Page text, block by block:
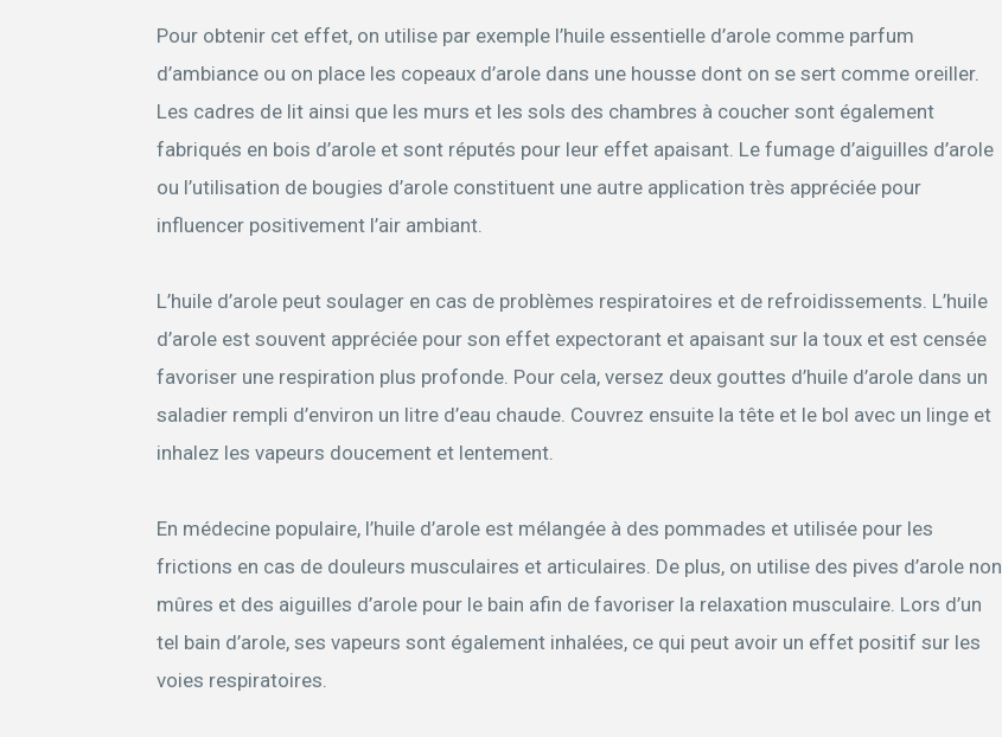
Pour obtenir cet effet, on utilise par exemple l’huile essentielle d’arole comme parfum
d’ambiance ou on place les copeaux d’arole dans une housse dont on se sert comme oreiller.
Les cadres de lit ainsi que les murs et les sols des chambres à coucher sont également
fabriqués en bois d’arole et sont réputés pour leur effet apaisant. Le fumage d’aiguilles d’arole
ou l’utilisation de bougies d’arole constituent une autre application très appréciée pour
influencer positivement l’air ambiant.
L’huile d’arole peut soulager en cas de problèmes respiratoires et de refroidissements. L’huile
d’arole est souvent appréciée pour son effet expectorant et apaisant sur la toux et est censée
favoriser une respiration plus profonde. Pour cela, versez deux gouttes d’huile d’arole dans un
saladier rempli d’environ un litre d’eau chaude. Couvrez ensuite la tête et le bol avec un linge et
inhalez les vapeurs doucement et lentement.
En médecine populaire, l’huile d’arole est mélangée à des pommades et utilisée pour les
frictions en cas de douleurs musculaires et articulaires. De plus, on utilise des pives d’arole non
mûres et des aiguilles d’arole pour le bain afin de favoriser la relaxation musculaire. Lors d’un
tel bain d’arole, ses vapeurs sont également inhalées, ce qui peut avoir un effet positif sur les
voies respiratoires.